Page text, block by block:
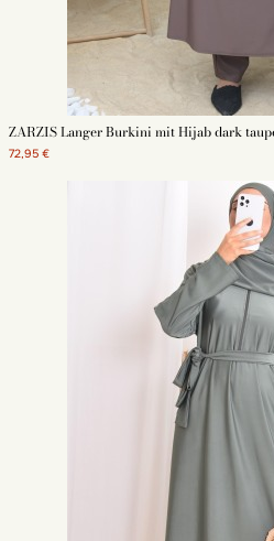
ZARZIS Langer Burkini mit Hijab dark
72,95 €